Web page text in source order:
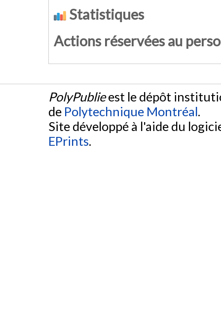
Statistiques
Actions réservées au
PolyPublieest le dépôt
de Polytechnique Montréal.
Site développé à l'aide du
EPrints.